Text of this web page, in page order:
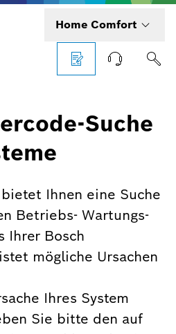
Home Comfort
Suche
Ihnen eine Suche
Betriebs- Wartungs-
Ihrer Bosch
mögliche Ursachen
Ihres System
Sie bitte den auf